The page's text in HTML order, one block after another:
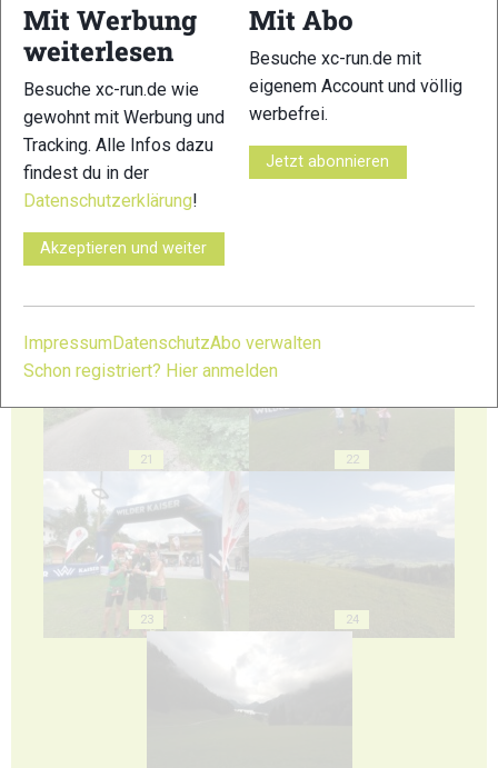
17
21 22
23 24
Mit Werbung
weiterlesen
Besuche xc-run.de wie
gewohnt mit Werbung und
Tracking. Alle Infos dazu
findest du in der
Datenschutzerklärung!
Akzeptieren und weiter
Mit Abo
Besuche xc-run.de mit
eigenem Account und völlig
werbefrei.
Jetzt abonnieren
Impressum DatenschutzAbo verwalten
Schon registriert? Hier anmelden